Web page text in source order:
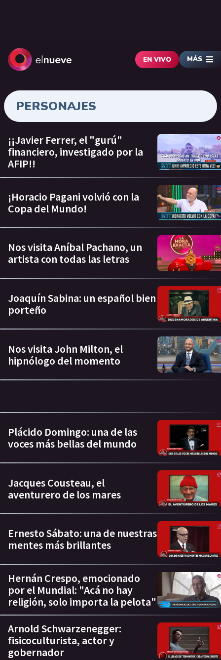
EN VIVO MÁS
PERSONAJES
¡¡Javier Ferrer, el "gurú"
financiero, investigado por la
AFIP!!
¡Horacio Pagani volvió con la
Copa del Mundo!
Nos visita Aníbal Pachano, un
artista con todas las letras
Joaquín Sabina: un español bien
porteño
Nos visita John Milton, el
hipnólogo del momento
Plácido Domingo: una de las
voces más bellas del mundo
Jacques Cousteau, el
aventurero de los mares
Ernesto Sábato: una de nuestras
mentes más brillantes
Hernán Crespo, emocionado
por el Mundial: "Acá no hay
religión, solo importa la pelota"
Arnold Schwarzenegger:
fisicoculturista, actor y
gobernador